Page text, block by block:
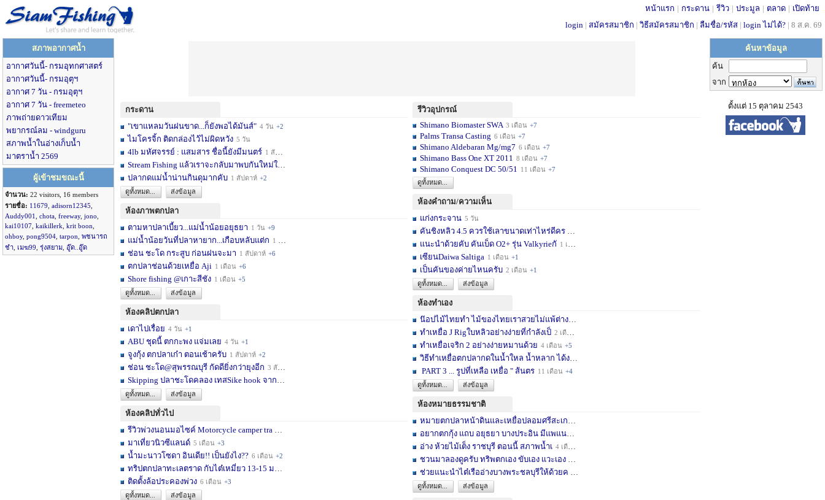
หน้าแรก | กระดาน | รีวิว | ประมูล | ตลาด | เปิดท้าย
login | สมัครสมาชิก | วิธีสมัครสมาชิก | ลืมชื่อ/รหัส | login ไม่ได้? | 8 ส.ค. 69
สภาพอากาศน้ำ
อากาศวันนี้- กรมอุทกศาสตร์
อากาศวันนี้- กรมอุตุฯ
อากาศ 7 วัน - กรมอุตุฯ
อากาศ 7 วัน - freemeteo
ภาพถ่ายดาวเทียม
พยากรณ์ลม - windguru
สภาพน้ำในอ่างเก็บน้ำ
มาตราน้ำ 2569
ผู้เข้าชมขณะนี้
จำนวน: 22 visitors, 16 members
รายชื่อ: 11679 adisorn12345
Auddy001
chota freeway, jono
kai10107 kaikillerk krit boon
ohboy, pong9504 tarpon พชนารถ
ชำ เมฆ99 รุ่งสยาม อู๊ด..อู๊ด
กระดาน
"เขาแหลมวันฝนขาด...ก็ยังพอได้มันส์" 4 วัน +2
ไมโครจิ้ก ติดกล่องไว้ไม่ผิดหวัง 5 วัน
4lb มหัศจรรย์ : แสมสาร ชื่อนี้ยังมีมนตร์ 1 สัปดาห์
Stream Fishing แล้วเราจะกลับมาพบกันใหม่ใ
ปลากดแม่น้ำน่านกินดุมากคับ 1 สัปดาห์ +2
ดูทั้งหมด...
ส่งข้อมูล
ห้องภาพตกปลา
ตามหาปลาเบี้ยว...แม่น้ำน้อยอยุธยา 1 วัน +9
แม่น้ำน้อยวันที่ปลาหายาก...เกือบหลับแต่ก 1 วัน
ช่อน ชะโด กระสูบ ก่อนฝนจะมา 1 สัปดาห์ +6
ตกปลาช่อนด้วยเหยื่อ Aji 1 เดือน +6
Shore fishing @เกาะสีชัง 1 เดือน +5
ดูทั้งหมด...
ส่งข้อมูล
ห้องคลิปตกปลา
เดาไปเรื่อย 4 วัน +1
ABU ชุดนี้ ตกกะพง แจ่มเลย 4 วัน +1
จูงกุ้ง ตกปลาเก๋า ตอนเช้าครับ 1 สัปดาห์ +2
ช่อน ชะโด@สุพรรณบุรี กัดดียิ่งกว่ายุงอีก 3 สัปดาห์
Skipping ปลาชะโดคลอง เทสSike hook จากLF
ดูทั้งหมด...
ส่งข้อมูล
ห้องคลิปทั่วไป
รีวิวพ่วงนอนมอไซค์ Motorcycle camper tra
มาเที่ยวนิวซีแลนด์ 5 เดือน +3
น้ำมะนาวโซดา อินเดีย!! เป็นยังไง?? 6 เดือน +2
ทริปตกปลาทะเลตราด กับไต๋เหมี่ยว 13-15 มก
ติดตั้งล้อประคองพ่วง 6 เดือน +3
ดูทั้งหมด...
ส่งข้อมูล
รีวิวอุปกรณ์
Shimano Biomaster SWA 3 เดือน +7
Palms Transa Casting 6 เดือน +7
Shimano Aldebaran Mg/mg7 6 เดือน +7
Shimano Bass One XT 2011 8 เดือน +7
Shimano Conquest DC 50/51 11 เดือน +7
ดูทั้งหมด...
ห้องคำถาม/ความเห็น
แก่งกระจาน 5 วัน
คันชิงหลิว 4.5 ควรใช้เลาขนาดเท่าไหร่ดีคร
แนะนำด้วยคับ คันเบ็ด O2+ รุ่น Valkyrieกั 1 เดือน
เซียนDaiwa Saltiga 1 เดือน +1
เป็นคันของค่ายไหนครับ 2 เดือน +1
ดูทั้งหมด...
ส่งข้อมูล
ห้องทำเอง
น๊อปไม้ไทยทำ ไม้ของไทยเราสวยไม่แพ้ต่างชา
ทำเหยื่อ J Rigใบหลิวอย่างง่ายที่กำลังเป็ 2 เดือน
ทำเหยื่อเจริก 2 อย่างง่ายหมานด้วย 4 เดือน +5
วิธีทำเหยื่อตกปลากดในน้ำใหล น้ำหลาก ได้ง
PART 3 ... รูปที่เหลือ เหยื่อ " ส้นตร 11 เดือน +4
ดูทั้งหมด...
ส่งข้อมูล
ห้องหมายธรรมชาติ
หมายตกปลาหน้าดินและเหยื่อปลอมศรีสะเกษครั
อยากตกกุ้ง แถบ อยุธยา บางประอิน มีแพแนะน
อ่าง ห้วยไม้เต็ง ราชบุรี ตอนนี้ สภาพน้ำเ 4 เดือน
ชวนมาลองดูครับ ทริพตกเอง ขับเอง แวะเอง จ
ช่วยแนะนำไต๋เรืออ่างบางพระชลบุรีให้ด้วยค
ดูทั้งหมด...
ส่งข้อมูล
ค้นหาข้อมูล
ค้น
จาก
ตั้งแต่ 15 ตุลาคม 2543